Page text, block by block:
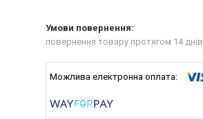
повернення товару протягом 14 днів